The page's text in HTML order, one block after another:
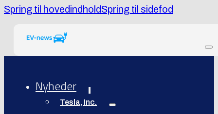
Spring til hovedindholdSpring til sidefod
Nyheder
Tesla, Inc.